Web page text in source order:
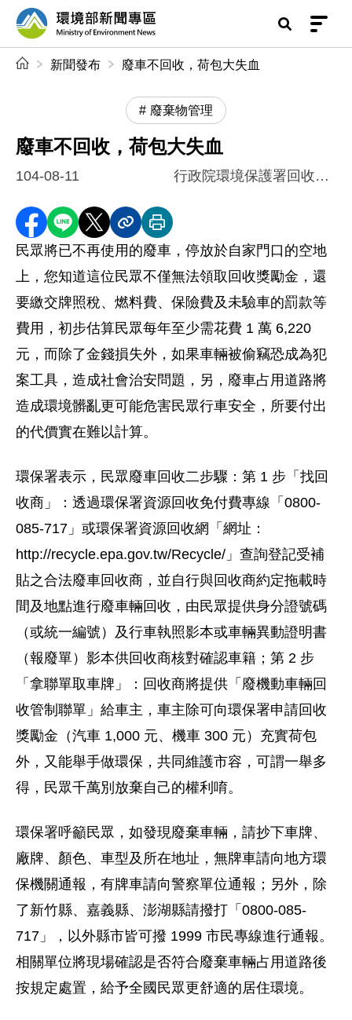
前往中央內容區塊
環境部新聞專區
新聞發布 廢車不回收，荷包大失血
廢棄物管理
廢車不回收，荷包大失血
104-08-11 行政院環境保護署回收基管會
分享至 Facebook
分享到 LINE
分享到 X分享內容連結
列印本頁
民眾將已不再使用的廢車，停放於自家門口的空地
上，您知道這位民眾不僅無法領取回收獎勵金，還
要繳交牌照稅、燃料費、保險費及未驗車的罰款等
費用，初步估算民眾每年至少需花費 1 萬 6,220
元，而除了金錢損失外，如果車輛被偷竊恐成為犯
案工具，造成社會治安問題，另，廢車占用道路將
造成環境髒亂更可能危害民眾行車安全，所要付出
的代價實在難以計算。
環保署表示，民眾廢車回收二步驟：第 1 步「找回
收商」：透過環保署資源回收免付費專線「0800-
085-717」或環保署資源回收網「網址：
http://recycle.epa.gov.tw/Recycle/」查詢登記受補
貼之合法廢車回收商，並自行與回收商約定拖載時
間及地點進行廢車輛回收，由民眾提供身分證號碼
（或統一編號）及行車執照影本或車輛異動證明書
（報廢單）影本供回收商核對確認車籍；第 2 步
「拿聯單取車牌」：回收商將提供「廢機動車輛回
收管制聯單」給車主，車主除可向環保署申請回收
獎勵金（汽車 1,000 元、機車 300 元）充實荷包
外，又能舉手做環保，共同維護市容，可謂一舉多
得，民眾千萬別放棄自己的權利唷。
環保署呼籲民眾，如發現廢棄車輛，請抄下車牌、
廠牌、顏色、車型及所在地址，無牌車請向地方環
保機關通報，有牌車請向警察單位通報；另外，除
了新竹縣、嘉義縣、澎湖縣請撥打「0800-085-
717」，以外縣市皆可撥 1999 市民專線進行通報。
相關單位將現場確認是否符合廢棄車輛占用道路後
按規定處置，給予全國民眾更舒適的居住環境。